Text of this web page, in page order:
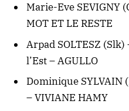
Marie-Eve SEVIGNY
MOT ET LE RESTE
Arpad SOLTESZ
l’Est – AGULLO
Dominique SYLVAIN
– VIVIANE HAMY